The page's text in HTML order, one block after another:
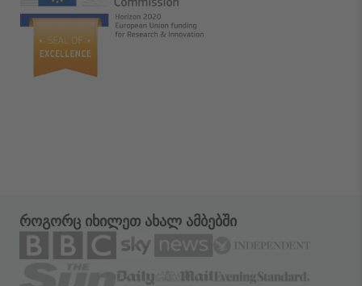
როგორც იხილეთ ახალ ამბებში